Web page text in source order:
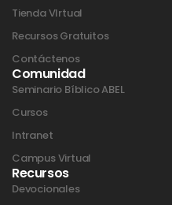
- r
Tienda VIrtual
Recursos Gratuitos
Contáctenos
Comunidad
Seminario Bíblico ABEL
Cursos
Intranet
Campus Virtual
Recursos
Devocionales